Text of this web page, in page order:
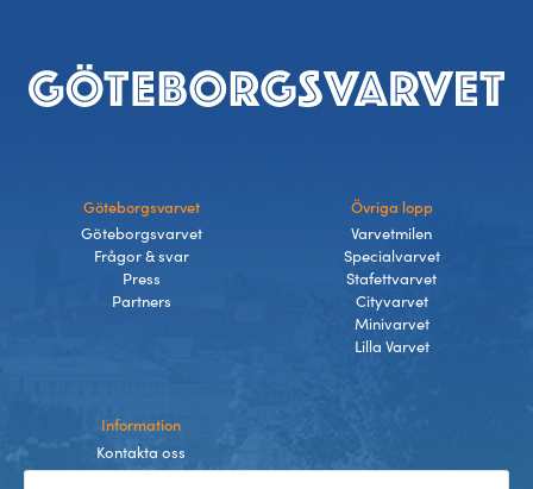
Sidfot
Göteborgsvarvet
Göteborgsvarvet
Frågor & svar
Press
Partners
Övriga lopp
Varvetmilen
Specialvarvet
Stafettvarvet
Cityvarvet
Minivarvet
Lilla Varvet
Information
Kontakta oss